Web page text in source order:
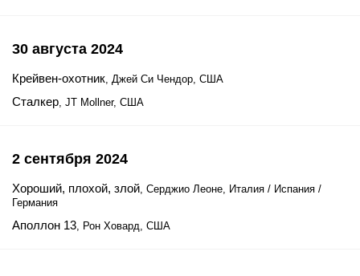
30 августа 2024
Крейвен-охотник, Джей Си Чендор, США
Сталкер, JT Mollner, США
2 сентября 2024
Хороший, плохой, злой, Серджио Леоне, Италия / Испания /
Германия
Аполлон 13, Рон Ховард, США